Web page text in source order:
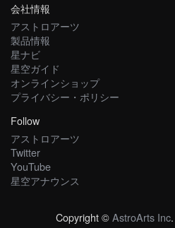
会社情報
アストロアーツ
製品情報
星ナビ
星空ガイド
オンラインショップ
プライバシー・ポリシー
Follow
アストロアーツ
Twitter
YouTube
星空アナウンス
Copyright ©AstroArts Inc